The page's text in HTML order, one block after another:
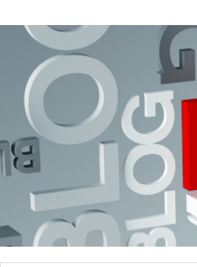
Domínios Blog Suporte